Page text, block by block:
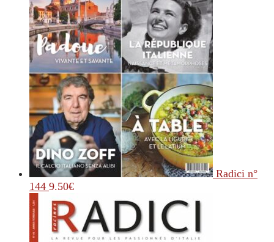
Radici n°
144 9.50€